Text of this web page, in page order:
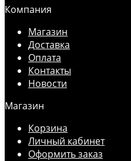
Компания
Магазин
Доставка
Оплата
Контакты
Новости
Магазин
Корзина
Личный кабинет
Оформить заказ